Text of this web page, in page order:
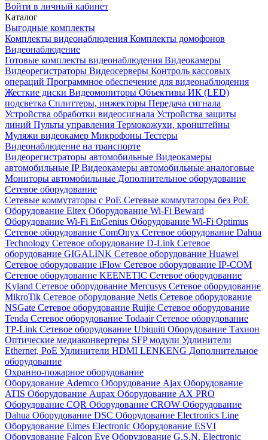
Войти в личный кабинет
Каталог
Выгодные комплекты
Комплекты видеонаблюдения Комплекты домофонов
Видеонаблюдение
Готовые комплекты видеонаблюдения Видеокамеры
Видеорегистраторы Видеосерверы Контроль кассовых
операций Программное обеспечение для видеонаблюдения
Жесткие диски Видеомониторы Объективы ИК (LED)
подсветка Сплиттеры, инжекторы Передача сигнала
Устройства обработки видеосигнала Устройства защиты
линий Пульты управления Термокожухи, кронштейны
Муляжи видеокамер Микрофоны Тестеры
Видеонаблюдение на транспорте
Видеорегистраторы автомобильные Видеокамеры
автомобильные IPВидеокамеры автомобильные аналоговые
Мониторы автомобильные Дополнительное оборудование
Сетевое оборудование
Сетевые коммутаторы с РоЕ Сетевые коммутаторы без РоЕ
Оборудование Eltex Оборудование Wi-Fi Beward
Оборудование Wi-Fi EnGenius Оборудование Wi-Fi Optimus
Сетевое оборудование ComOnyx Сетевое оборудование Dahua
Technology Сетевое оборудование D-Link Сетевое
оборудование GIGALINK Сетевое оборудование Huawei
Сетевое оборудование iFlow Сетевое оборудование IP-COM
Сетевое оборудование KEENETIC Сетевое оборудование
Kyland Сетевое оборудование Mercusys Сетевое оборудование
MikroTik Сетевое оборудование Netis Сетевое оборудование
NSGate Сетевое оборудование Ruijie Сетевое оборудование
Tenda Сетевое оборудование TodaairСетевое оборудование
TP-Link Сетевое оборудование Ubiquiti Оборудование Тахион
Оптические медиаконвертеры SFP модули Удлинители
Ethernet, PoE Удлинители HDMI LENKENG Дополнительное
оборудование
Охранно-пожарное оборудование
Оборудование Ademco Оборудование Ajax Оборудование
ATIS Оборудование Aupax Оборудование AX PRO
Оборудование CQR Оборудование CROW Оборудование
Dahua Оборудование DSC Оборудование Electronics Line
Оборудование Elmes Electronic Оборудование ESVI
Оборудование Falcon Eye Оборудование G.S.N. Electronic